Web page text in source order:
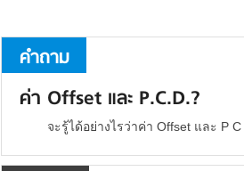
คำถาม
ค่า Offset และ P.C.D.?
จะรู้ได้อย่างไรว่าค่า Offset และ P